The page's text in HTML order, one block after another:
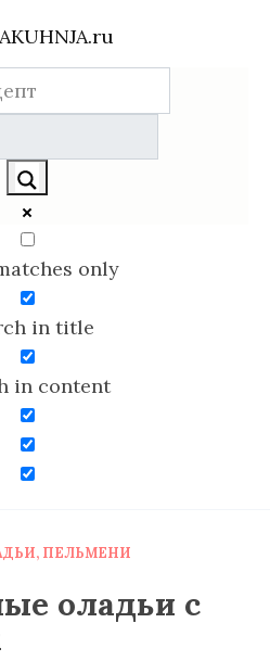
only
in title
in content
ПЕЛЬМЕНИ
оладьи с